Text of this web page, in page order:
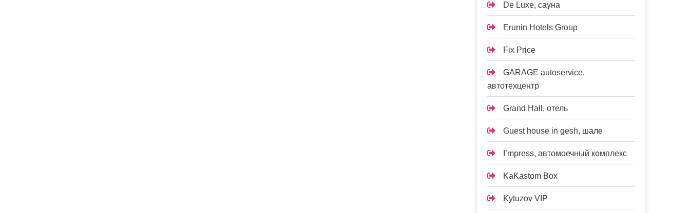
De Luxe, сауна
Erunin Hotels Group
Fix Price
GARAGE autoservice,
автотехцентр
Grand Hall, отель
Guest house in gesh, шале
I’mpress, автомоечный комплекс
KaKastom Box
Kytuzov VIP